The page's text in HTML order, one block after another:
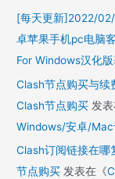
[每天更新]2022/
卓苹果手机pc电脑
For Windows汉化
Clash节点购买与
Clash节点购买 发
Windows/安卓/
Clash订阅链接在哪
节点购买 发表在《